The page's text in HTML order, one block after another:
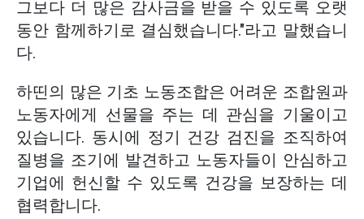
그보다 더 많은 감사금을 받을 수 있도록 오랫
동안 함께하기로 결심했습니다."라고 말했습니
다.
하띤의 많은 기초 노동조합은 어려운 조합원과
노동자에게 선물을 주는 데 관심을 기울이고
있습니다. 동시에 정기 건강 검진을 조직하여
질병을 조기에 발견하고 노동자들이 안심하고
기업에 헌신할 수 있도록 건강을 보장하는 데
협력합니다.